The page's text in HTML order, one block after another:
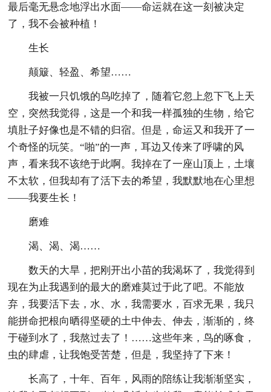
最后毫无悬念地浮出水面——命运就在这一刻被决定
了，我不会被种植！
生长
颠簸、轻盈、希望……
我被一只饥饿的鸟吃掉了，随着它忽上忽下飞上天
空，突然我觉得，这是一个和我一样孤独的生物，给它
填肚子好像也是不错的归宿。但是，命运又和我开了一
个奇怪的玩笑。“啪”的一声，耳边又传来了呼啸的风
声，看来我不该绝于此啊。我掉在了一座山顶上，土壤
不太软，但我却有了活下去的希望，我默默地在心里想
——我要生长！
磨难
渴、渴、渴……
数天的大旱，把刚开出小苗的我渴坏了，我觉得到
现在为止我遇到的最大的磨难莫过于此了吧。不能放
弃，我要活下去，水、水，我需要水，百求无果，我只
能拼命把根向晒得坚硬的土中伸去、伸去，渐渐的，终
于碰到水了，我熬过去了！……这些年来，鸟的啄食，
虫的肆虐，让我饱受苦楚，但是，我坚持了下来！
长高了，十年、百年，风雨的陪练让我渐渐坚实，